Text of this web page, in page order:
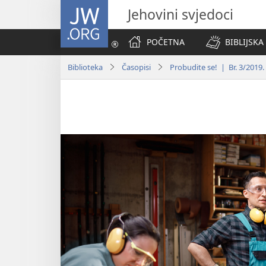
JW.ORG Jehovini svjedoci
POČETNA
BIBLIJSKA
Biblioteka Časopisi Probudite se! | Br. 3/2019.